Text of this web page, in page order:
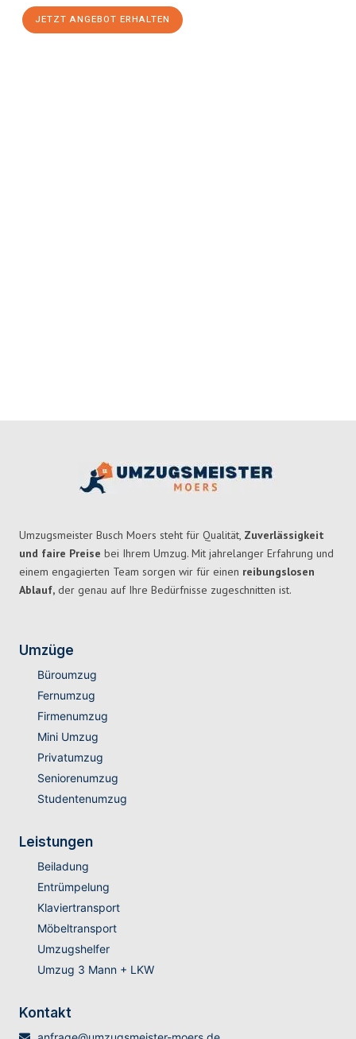
JETZT ANGEBOT ERHALTEN
Umzugsmeister Busch Moers steht für Qualität, Zuverlässigkeit
und faire Preise bei Ihrem Umzug. Mit jahrelanger Erfahrung und
einem engagierten Team sorgen wir für einen reibungslosen
Ablauf, der genau auf Ihre Bedürfnisse zugeschnitten ist.
Umzüge
Büroumzug
Fernumzug
Firmenumzug
Mini Umzug
Privatumzug
Seniorenumzug
Studentenumzug
Leistungen
Beiladung
Entrümpelung
Klaviertransport
Möbeltransport
Umzugshelfer
Umzug 3 Mann + LKW
Kontakt